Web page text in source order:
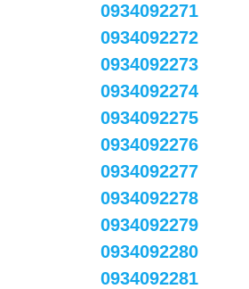
0934092271
0934092272
0934092273
0934092274
0934092275
0934092276
0934092277
0934092278
0934092279
0934092280
0934092281